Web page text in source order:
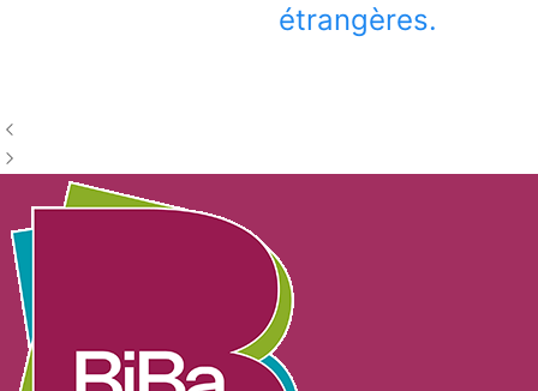
étrangères.